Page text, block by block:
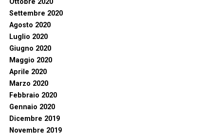
Settembre 2020
Agosto 2020
Luglio 2020
Giugno 2020
Maggio 2020
Aprile 2020
Marzo 2020
Febbraio 2020
Gennaio 2020
Dicembre 2019
Novembre 2019